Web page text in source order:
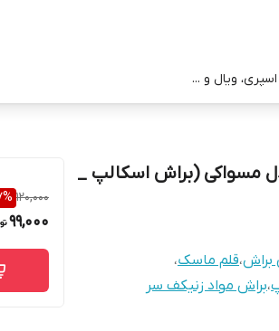
ویال و ...
مسواکی (براش اسکالپ _
،قلم ماسک،
،براش مواد زنیکف سر
120,000
%
99,000